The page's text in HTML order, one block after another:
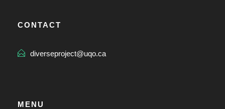
CONTACT
diverseproject@uqo.ca
MENU